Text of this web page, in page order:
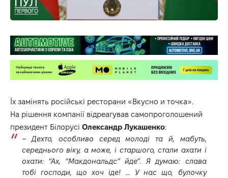
Їх замінять російські ресторани «Вкусно и точка».
На рішення компанії відреагував самопроголошений
президент Білорусі Олександр Лукашенко:
– Дехто, особливо серед молоді та й, мабуть,
середнього віку, а може, і старшого, стали ахати і
охати: “Ах, “Макдональдс” йде”. Я думаю: слава
тобі господи, що хоч іде! … У нас що, булочку